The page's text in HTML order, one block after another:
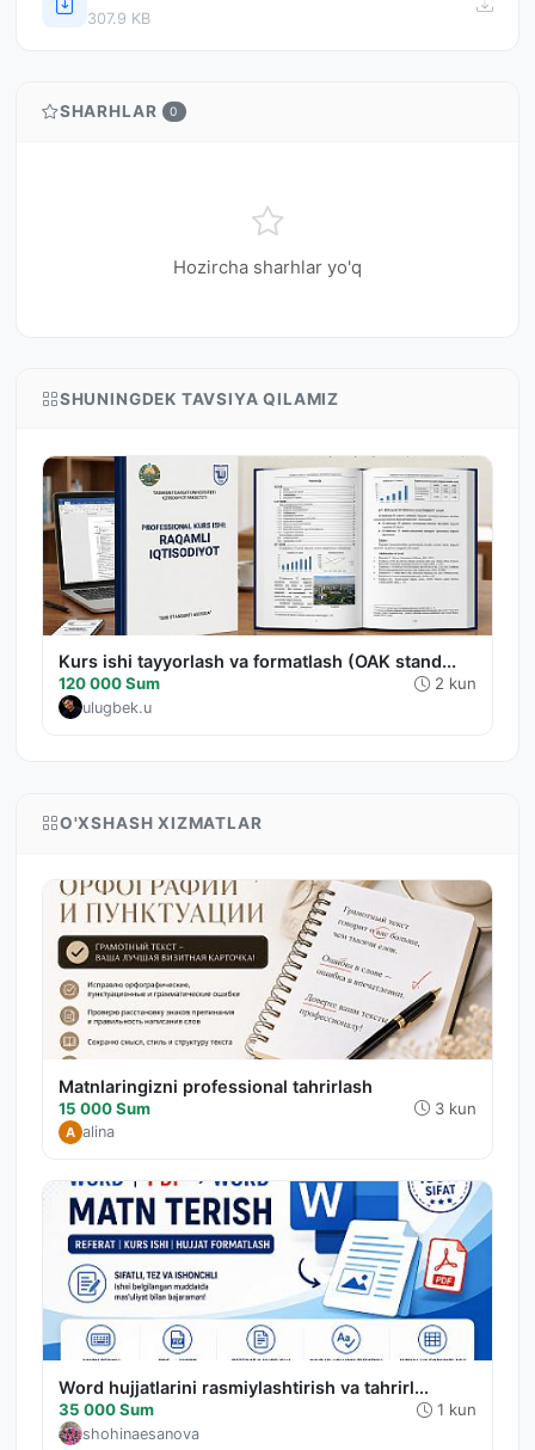
307.9 KB
SHARHLAR 0
Hozircha sharhlar yo'q
SHUNINGDEK TAVSIYA QILAMIZ
Kurs ishi tayyorlash va formatlash (OAK stand...
120 000 Sum 2 kun
ulugbek.u
O'XSHASH XIZMATLAR
Matnlaringizni professional tahrirlash
15 000 Sum 3 kun
A alina
Word hujjatlarini rasmiylashtirish va tahrirl...
35 000 Sum 1 kun
shohinaesanova